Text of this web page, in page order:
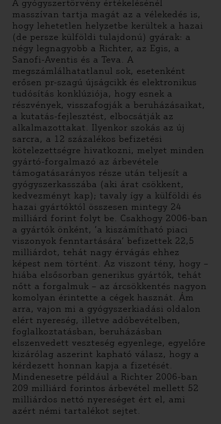
A gyógyszertörvény értékelésénél
masszívan tartja magát az a vélekedés is,
hogy lehetetlen helyzetbe kerültek a hazai
(de persze külföldi tulajdonú) gyárak: a
négy legnagyobb a Richter, az Egis, a
Sanofi-Aventis és a Teva. A
megszámlálhatatlanul sok, esetenként
erősen pr-szagú újságcikk és elektronikus
tudósítás konklúziója, hogy esnek a
részvények, visszafogják a beruházásaikat,
a kutatás-fejlesztést, elbocsátják az
alkalmazottakat. Ilyenkor szokás az új
sarcra, a 12 százalékos befizetési
kötelezettségre hivatkozni, melyet minden
gyártó-forgalmazó az árbevétele
támogatásarányos része után teljesít a
gyógyszerkasszába (aki árat csökkent,
kedvezményt kap); tavaly így a külföldi és
hazai gyártóktól összesen mintegy 24
milliárd forint folyt be. Csakhogy 2006-ban
a gyártók önként, ’a kiszámítható piaci
viszonyok fenntartására’ befizettek 22,5
milliárdot, tehát nagy érvágás ehhez
képest nem történt. Az viszont tény, hogy –
hiába elsősorban generikus gyártók, tehát
nőtt a forgalmuk – az árcsökkentés nagyon
komolyan érintette a cégek hasznát. Ám
arra, vajon mi a gyógyszerkiadási oldalon
elért nyereség, illetve adóbevételben,
foglalkoztatásban, beruházásban
elszenvedett veszteség egyenlege, egyelőre
kizárólag aszerint kapható válasz, hogy a
kérdezett honnan kapja a fizetését.
Mindenesetre például a Richter 2006-ban
209 milliárd forintos árbevétel mellett 52
milliárdos nettó nyereséget ért el, ami
azért némi tartalékot sejtet.